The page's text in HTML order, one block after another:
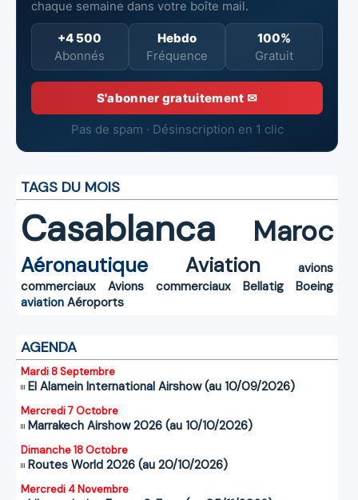
chaque semaine dans votre boîte mail.
+4 500
Abonnés
Hebdo
Fréquence
100%
Gratuit
S'abonner gratuitement ✉
Pas de spam · Désinscription en 1 clic
TAGS DU MOIS
Casablanca Maroc
Aéronautique Aviation
avions
commerciaux
Avions commerciaux Bellatig
Boeing
aviation Aéroports
AGENDA
Mardi 8 Septembre
El Alamein International Airshow (au 10/09/2026)
Mercredi 7 Octobre
Marrakech Airshow 2026 (au 10/10/2026)
Dimanche 18 Octobre
Routes World 2026 (au 20/10/2026)
Mercredi 4 Novembre